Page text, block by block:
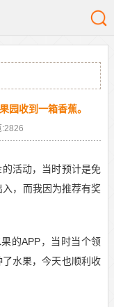
园收到一箱香蕉。
:2826
活动，当时预计是免
，而我因为推荐有奖
的APP，当时当个领
水果，今天也顺利收